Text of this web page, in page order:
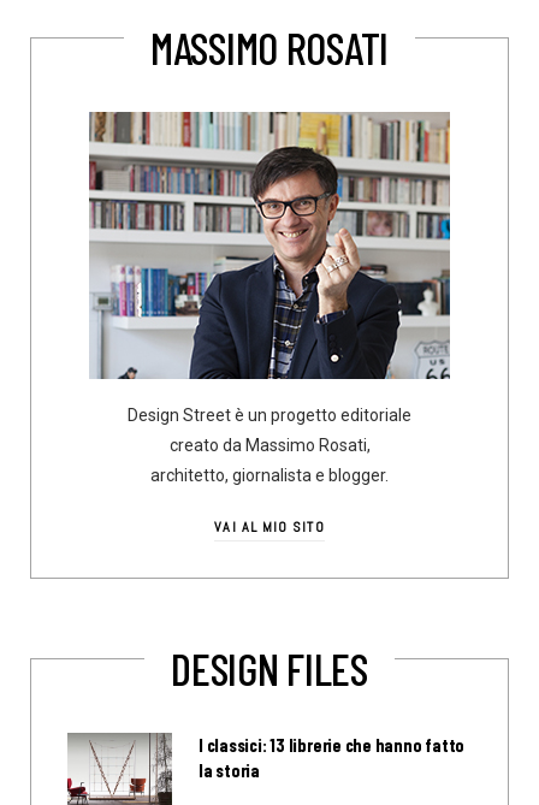
MASSIMO ROSATI
Design Street è un progetto editoriale
creato da Massimo Rosati,
architetto, giornalista e blogger.
VAI AL MIO SITO
DESIGN FILES
I classici: 13 librerie che hanno fatto
la storia